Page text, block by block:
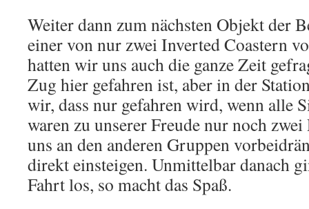
Weiter dann zum nächsten Objekt der
einer von nur zwei Inverted Coastern
hatten wir uns auch die ganze Zeit
Zug hier gefahren ist, aber in der
wir, dass nur gefahren wird, wenn alle
waren zu unserer Freude nur noch
uns an den anderen Gruppen
direkt einsteigen. Unmittelbar danach
Fahrt los, so macht das Spaß.